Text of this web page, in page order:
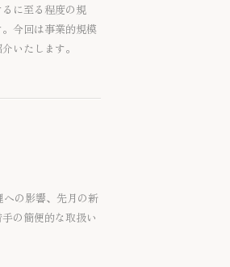
に至る程度の規
今回は事業的規模
いたします。
の影響、先月の新
の簡便的な取扱い